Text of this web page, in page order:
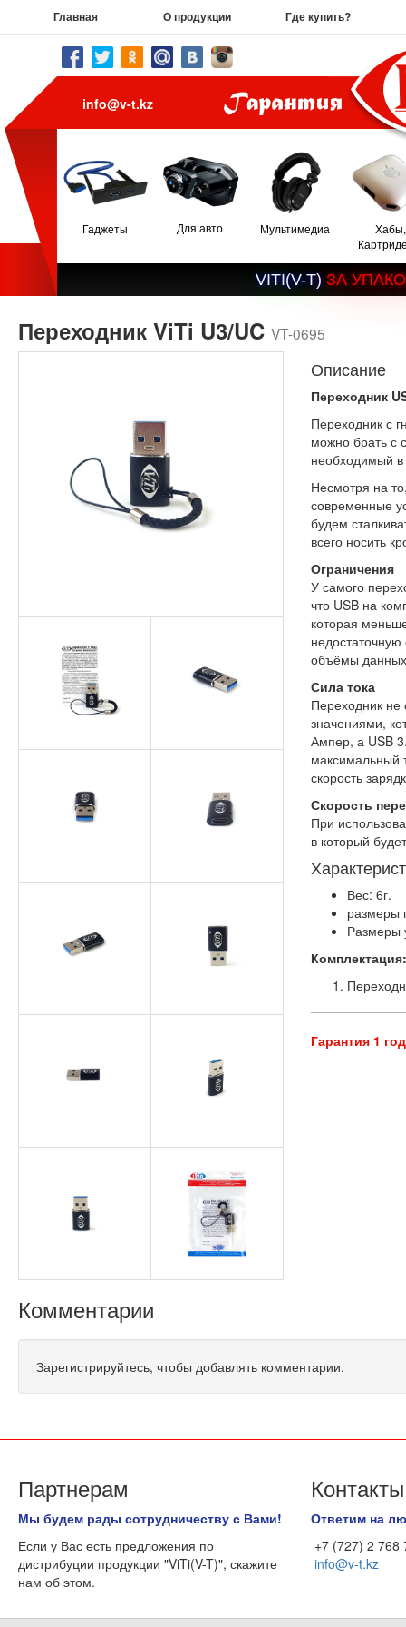
Главная О продукции Где купить?
info@v-t.kz
Гаджеты Для авто Мультимедиа
Хабы,
VITI(V-T) ЗА УПАКО
Переходник ViTi U3/UC VT-0695
Описание
Переходник
Переходник с
можно брать с
необходимый
Несмотря на
современные
будем
всего носить
Ограничения
У самого
что USB на
которая
объёмы данных
Сила тока
Переходник не
значениями,
Ампер, а USB
максимальный
скорость
Скорость
При
в который
Вес: 6г.
размеры
Размеры
Гарантия 1 год
Комментарии
Зарегистрируйтесь, чтобы добавлять комментарии.
Партнерам
Мы будем рады сотрудничеству с Вами!
Если у Вас есть предложения по
дистрибуции продукции "ViTi(V-T)", скажите
нам об этом.
Контакты
Ответим на
+7 (727) 2 768
info@v-t.kz